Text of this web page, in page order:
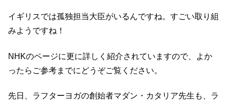
イギリスでは孤独担当大臣がいるんですね。すごい取り組
みようですね！
NHKのページに更に詳しく紹介されていますので、よか
ったらご参考までにどうぞご覧ください。
先日、ラフターヨガの創始者マダン・カタリア先生も、ラ